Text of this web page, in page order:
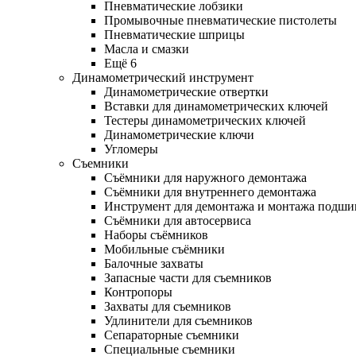
Пневматические лобзики
Промывочные пневматические пистолеты
Пневматические шприцы
Масла и смазки
Ещё 6
Динамометрический инструмент
Динамометрические отвертки
Вставки для динамометрических ключей
Тестеры динамометрических ключей
Динамометрические ключи
Угломеры
Съемники
Съёмники для наружного демонтажа
Съёмники для внутреннего демонтажа
Инструмент для демонтажа и монтажа
Съёмники для автосервиса
Наборы съёмников
Мобильные съёмники
Балочные захваты
Запасные части для съемников
Контропоры
Захваты для съемников
Удлинители для съемников
Сепараторные съемники
Специальные съемники